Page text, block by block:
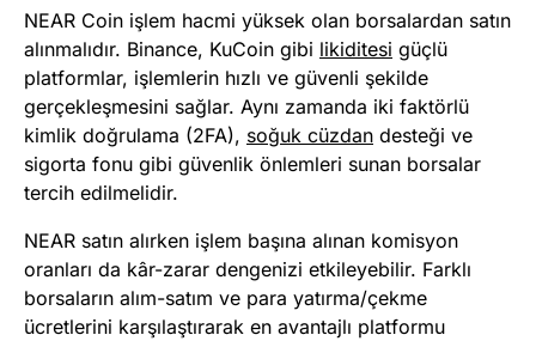
NEAR Coin işlem hacmi yüksek olan borsalardan satın
alınmalıdır. Binance, KuCoin gibi likiditesi güçlü
platformlar, işlemlerin hızlı ve güvenli şekilde
gerçekleşmesini sağlar. Aynı zamanda iki faktörlü
kimlik doğrulama (2FA), soğuk cüzdan desteği ve
sigorta fonu gibi güvenlik önlemleri sunan borsalar
tercih edilmelidir.
NEAR satın alırken işlem başına alınan komisyon
oranları da kâr-zarar dengenizi etkileyebilir. Farklı
borsaların alım-satım ve para yatırma/çekme
ücretlerini karşılaştırarak en avantajlı platformu